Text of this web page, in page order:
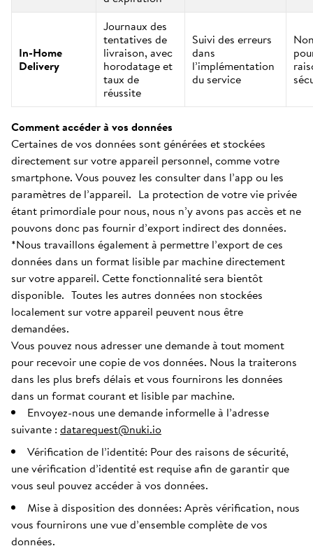
In-Home
Delivery
Journaux des
tentatives de
livraison, avec
horodatage et
taux de
réussite
Suivi des erreurs
dans
l’implémentation
du service
Comment accéder à vos données
Certaines de vos données sont générées et stockées
directement sur votre appareil personnel, comme votre
smartphone. Vous pouvez les consulter dans l’app ou les
paramètres de l’appareil. La protection de votre vie privée
étant primordiale pour nous, nous n’y avons pas accès et ne
pouvons donc pas fournir d’export indirect des données.
*Nous travaillons également à permettre l’export de ces
données dans un format lisible par machine directement
sur votre appareil. Cette fonctionnalité sera bientôt
disponible. Toutes les autres données non stockées
localement sur votre appareil peuvent nous être
demandées.
Vous pouvez nous adresser une demande à tout moment
pour recevoir une copie de vos données. Nous la traiterons
dans les plus brefs délais et vous fournirons les données
dans un format courant et lisible par machine.
Envoyez-nous une demande informelle à l’adresse
suivante : datarequest@nuki.io
Vérification de l’identité: Pour des raisons de sécurité,
une vérification d’identité est requise afin de garantir que
vous seul pouvez accéder à vos données.
Mise à disposition des données: Après vérification, nous
vous fournirons une vue d’ensemble complète de vos
données.